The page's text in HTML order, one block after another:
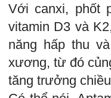
Với canxi, phốt
vitamin D3 và
năng hấp thu
xương, từ đó
tăng trưởng